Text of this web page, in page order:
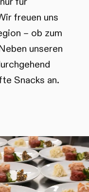
freuen uns
– ob zum
unseren
Snacks an.